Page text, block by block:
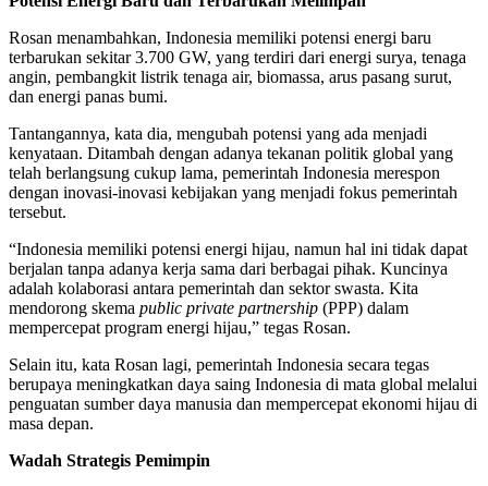
Rosan menambahkan, Indonesia memiliki potensi energi baru
terbarukan sekitar 3.700 GW, yang terdiri dari energi surya, tenaga
angin, pembangkit listrik tenaga air, biomassa, arus pasang surut,
dan energi panas bumi.
Tantangannya, kata dia, mengubah potensi yang ada menjadi
kenyataan. Ditambah dengan adanya tekanan politik global yang
telah berlangsung cukup lama, pemerintah Indonesia merespon
dengan inovasi-inovasi kebijakan yang menjadi fokus pemerintah
tersebut.
“Indonesia memiliki potensi energi hijau, namun hal ini tidak dapat
berjalan tanpa adanya kerja sama dari berbagai pihak. Kuncinya
adalah kolaborasi antara pemerintah dan sektor swasta. Kita
mendorong skema public private partnership (PPP) dalam
mempercepat program energi hijau,” tegas Rosan.
Selain itu, kata Rosan lagi, pemerintah Indonesia secara tegas
berupaya meningkatkan daya saing Indonesia di mata global melalui
penguatan sumber daya manusia dan mempercepat ekonomi hijau di
masa depan.
Wadah Strategis Pemimpin